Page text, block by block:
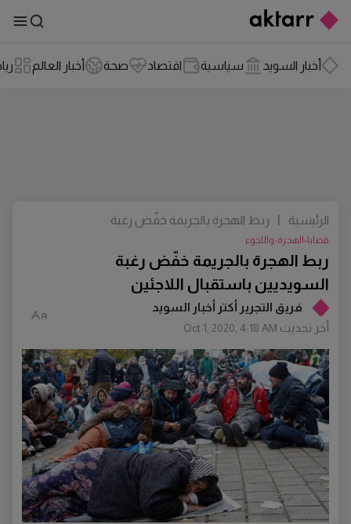
أخبار السويد سياسية اقتصاد صحة أخبار العالم
فريق التجرير أكتر أخبار السويد
أخر تحديث Oct 1, 2020, 4:18 AM
ربط الهجرة بالجريمة خفّض رغبة
السويديين باستقبال اللاجئين
قضايا-الهجرة-واللجوء
الرئيسية |
ربط الهجرة بالجريمة خفّض رغبة
السويديين باستقبال اللاجئين